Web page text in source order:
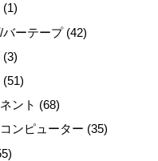
(1)
バーテープ(42)
(3)
(51)
ント (68)
ンピューター (35)